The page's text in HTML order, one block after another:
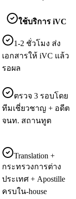
ใช้บริการ iVC
1-2 ชั่วโมง ส่ง
เอกสารให้ iVC แล้ว
รอผล
ตรวจ 3 รอบโดย
ทีมเชี่ยวชาญ + อดีต
จนท. สถานทูต
Translation +
กระทรวงการต่าง
ประเทศ + Apostille
ครบใน-house